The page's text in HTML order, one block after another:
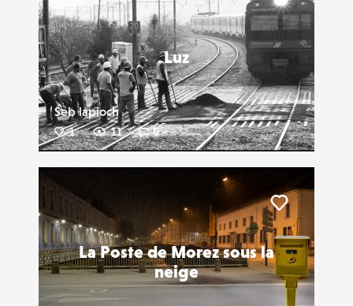
Luz
Seb lapioch
1 11 0
Liker
La Poste de Morez sous la
neige